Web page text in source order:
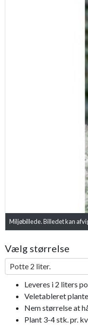
Miljøbillede. Billedet kan
Vælg størrelse
Potte 2 liter.
Leveres i 2 liters
Veletableret
Nem størrelse at
Plant 3-4 stk. pr.